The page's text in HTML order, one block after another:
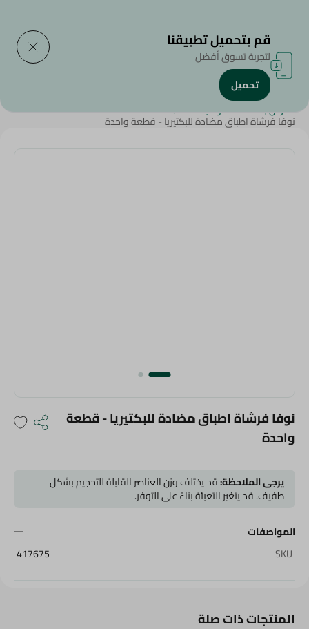
الرئيسية/المنظفات
الفرش , الممسحة و الباسكت/
نوفا فرشاة اطباق مضادة للبكتيريا - قطعة واحدة
نوفا فرشاة اطباق مضادة للبكتيريا - قطعة
واحدة
يرجى الملاحظة:قد يختلف وزن العناصر القابلة للتحجيم بشكل
طفيف. قد يتغير التعبئة بناءً على التوفر.
المواصفات
SKU
417675
المنتجات ذات صلة
قم بتحميل تطبيقنا
لتجربة تسوق أفضل
تحميل